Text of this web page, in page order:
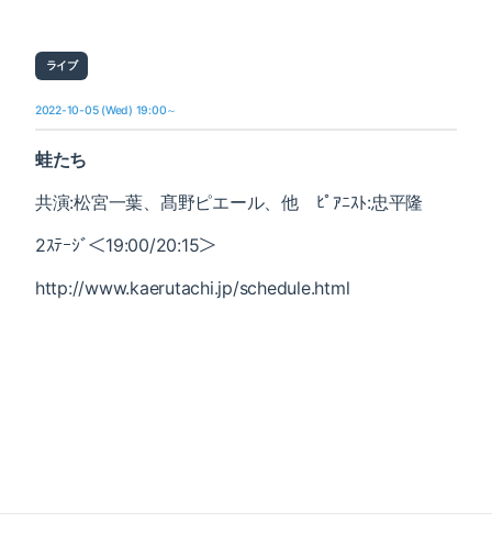
ライブ
2022-10-05 (Wed) 19:00～
蛙たち
共演:松宮一葉、髙野ピエール、他 ﾋﾟｱﾆｽﾄ:忠平隆
2ｽﾃｰｼﾞ＜19:00/20:15＞
http://www.kaerutachi.jp/schedule.html